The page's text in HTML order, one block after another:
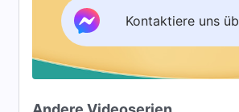
Kontaktiere uns